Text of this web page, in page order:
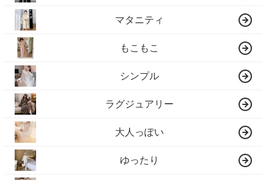
マタニティ
もこもこ
シンプル
ラグジュアリー
大人っぽい
ゆったり